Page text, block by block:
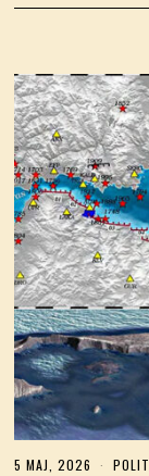
5 MAJ, 2026